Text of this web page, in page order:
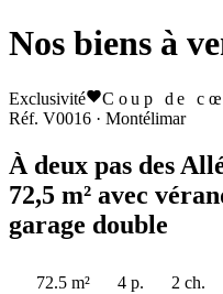
Nos biens à
Exclusivité Coup de
Réf. V0016 · Montélimar
À deux pas des
72,5 m² avec
garage double
72.5 m² 4 p.
2 ch.